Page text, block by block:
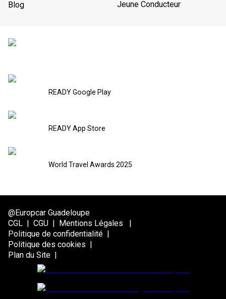
Blog
Jeune Conducteur
READY Google Play
READY App Store
World Travel Awards 2025
@Europcar Guadeloupe
CGL | CGU | Mentions Légales
|
Politique de confidentialité |
Politique des cookies |
Plan du Site |